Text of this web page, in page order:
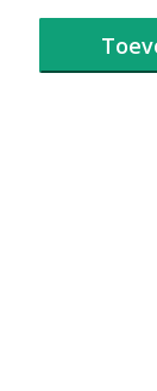
Madagascar
Vanilla